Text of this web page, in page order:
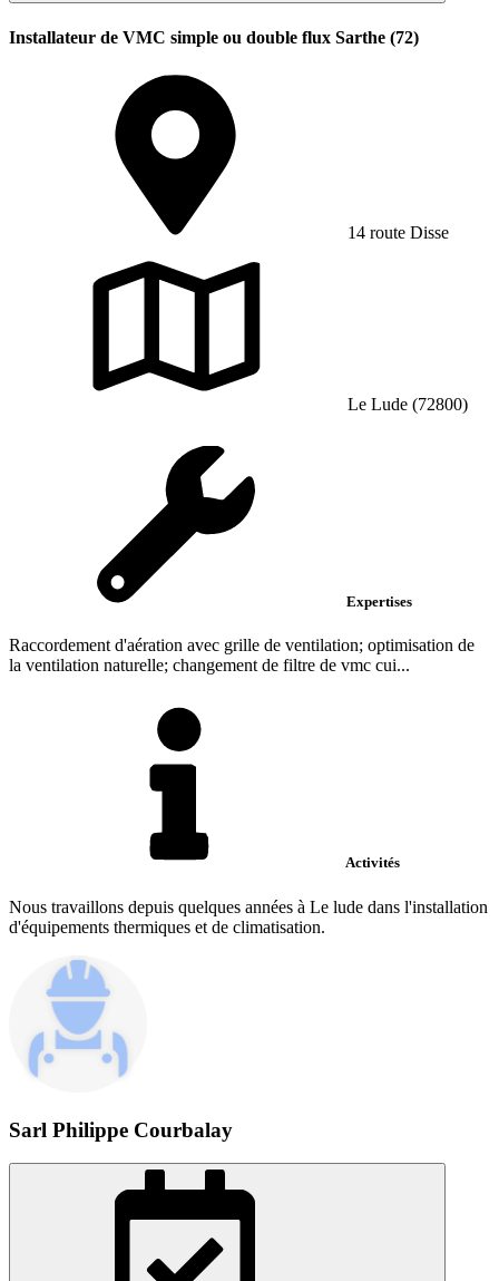
Installateur de VMC simple ou double flux Sarthe (72)
14 route Disse
Le Lude (72800)
Expertises
Raccordement d'aération avec grille de ventilation; optimisation de
la ventilation naturelle; changement de filtre de vmc cui...
Activités
Nous travaillons depuis quelques années à Le lude dans l'installation
d'équipements thermiques et de climatisation.
Sarl Philippe Courbalay